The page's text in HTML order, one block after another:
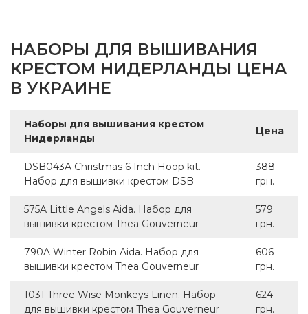
НАБОРЫ ДЛЯ ВЫШИВАНИЯ
КРЕСТОМ НИДЕРЛАНДЫ ЦЕНА
В УКРАИНЕ
Наборы для вышивания крестом
Нидерланды
Цена
DSB043A Christmas 6 Inch Hoop kit.
Набор для вышивки крестом DSB
388
грн.
575A Little Angels Aida. Набор для
вышивки крестом Thea Gouverneur
579
грн.
790A Winter Robin Aida. Набор для
вышивки крестом Thea Gouverneur
606
грн.
1031 Three Wise Monkeys Linen. Набор
для вышивки крестом Thea Gouverneur
624
грн.